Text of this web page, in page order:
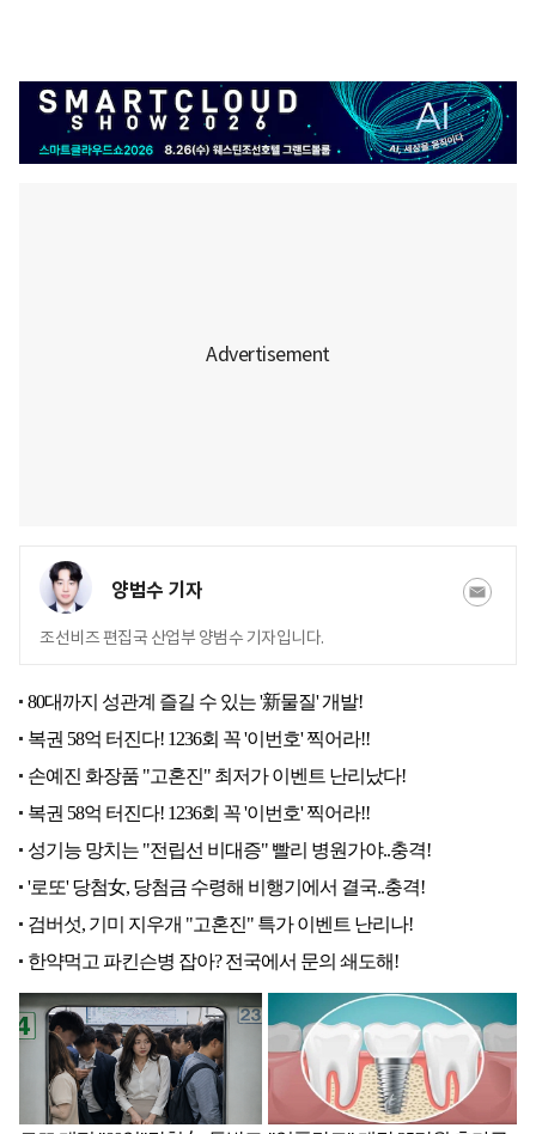
양범수 기자
조선비즈 편집국 산업부 양범수 기자입니다.